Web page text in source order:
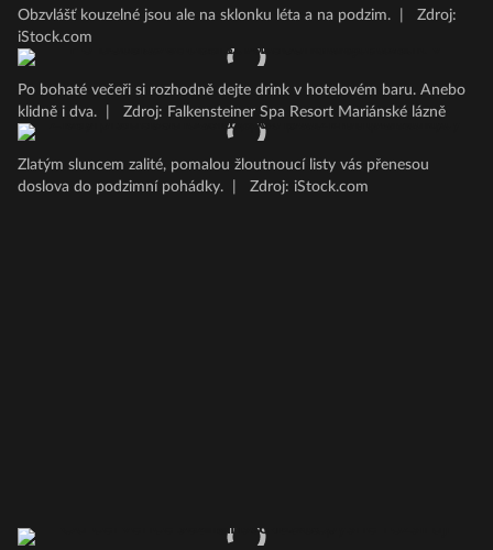
Obzvlášť kouzelné jsou ale na sklonku léta a na podzim.
Zdroj:
iStock.com
Po bohaté večeři si rozhodně dejte drink v hotelovém baru. Anebo
klidně i dva.
Zdroj: Falkensteiner Spa Resort Mariánské lázně
Zlatým sluncem zalité, pomalou žloutnoucí listy vás přenesou
doslova do podzimní pohádky.
Zdroj: iStock.com